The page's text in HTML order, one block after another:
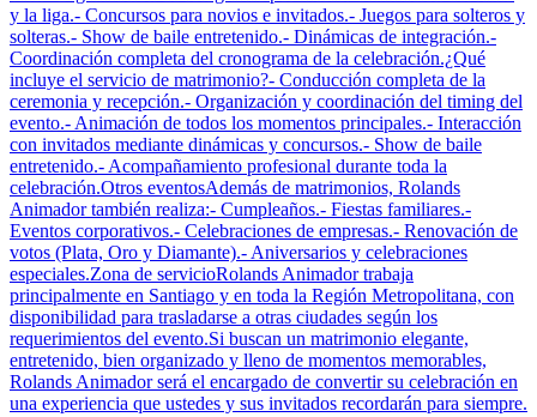
y la liga.- Concursos para novios e invitados.- Juegos para solteros y
solteras.- Show de baile entretenido.- Dinámicas de integración.-
Coordinación completa del cronograma de la celebración.¿Qué
incluye el servicio de matrimonio?- Conducción completa de la
ceremonia y recepción.- Organización y coordinación del timing del
evento.- Animación de todos los momentos principales.- Interacción
con invitados mediante dinámicas y concursos.- Show de baile
entretenido.- Acompañamiento profesional durante toda la
celebración.Otros eventosAdemás de matrimonios, Rolands
Animador también realiza:- Cumpleaños.- Fiestas familiares.-
Eventos corporativos.- Celebraciones de empresas.- Renovación de
votos (Plata, Oro y Diamante).- Aniversarios y celebraciones
especiales.Zona de servicioRolands Animador trabaja
principalmente en Santiago y en toda la Región Metropolitana, con
disponibilidad para trasladarse a otras ciudades según los
requerimientos del evento.Si buscan un matrimonio elegante,
entretenido, bien organizado y lleno de momentos memorables,
Rolands Animador será el encargado de convertir su celebración en
una experiencia que ustedes y sus invitados recordarán para siempre.